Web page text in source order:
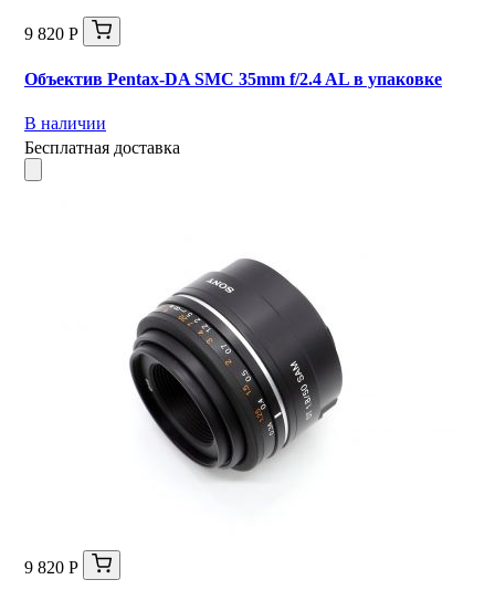
9 820 Р
Объектив Pentax-DA SMC 35mm f/2.4 AL в упаковке
В наличии
Бесплатная доставка
9 820 Р